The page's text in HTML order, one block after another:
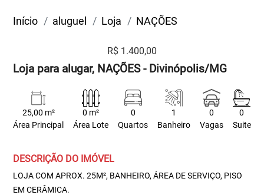
Início aluguel Loja NAÇÕES
R$ 1.400,00
Loja para alugar, NAÇÕES - Divinópolis/MG
25,00 m²
Área Principal
0 m²
Área Lote
0
Quartos
1
Banheiro
0
Vagas
0
Suite
DESCRIÇÃO DO IMÓVEL
LOJA COM APROX. 25M², BANHEIRO, ÁREA DE SERVIÇO, PISO
EM CERÂMICA.